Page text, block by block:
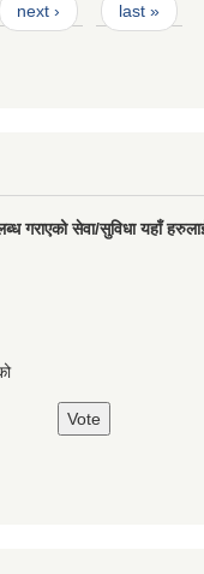
next › last »
गराएको सेवा/सुविधा यहाँ